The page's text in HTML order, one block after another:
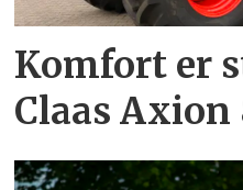
Komfort er
Claas Axion